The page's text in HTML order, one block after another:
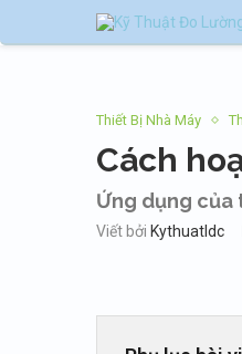
Thiết Bị Nhà Máy
Cách
Ứng dụng của
Viết bởi Kythuatldc